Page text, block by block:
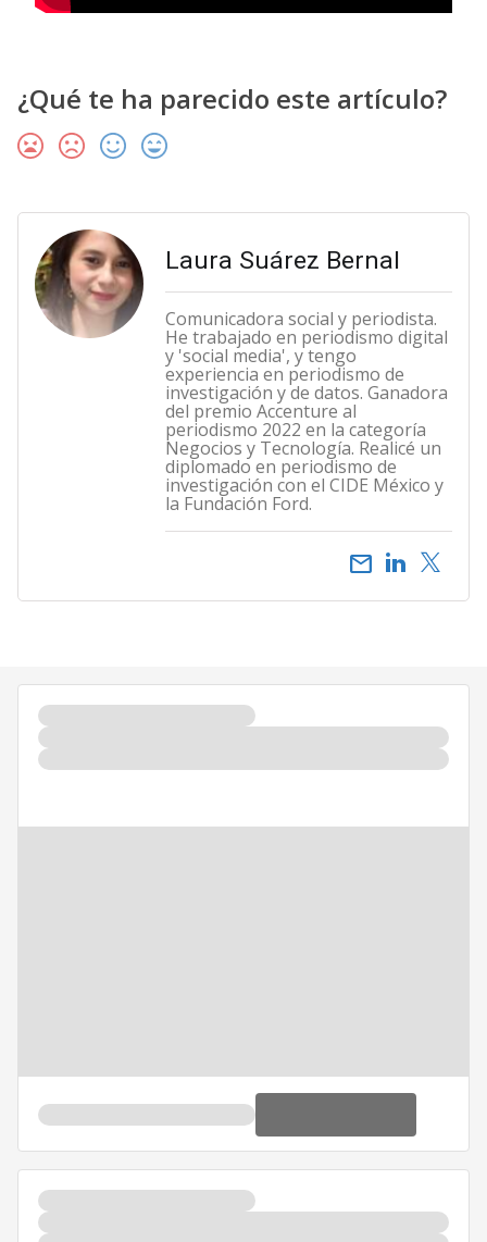
¿Qué te ha parecido este artículo?
Laura Suárez Bernal
Comunicadora social y periodista.
He trabajado en periodismo digital
y 'social media', y tengo
experiencia en periodismo de
investigación y de datos. Ganadora
del premio Accenture al
periodismo 2022 en la categoría
Negocios y Tecnología. Realicé un
diplomado en periodismo de
investigación con el CIDE México y
la Fundación Ford.
email